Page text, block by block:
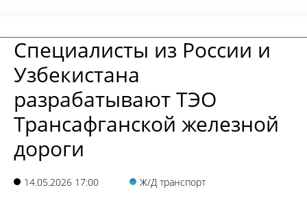
Специалисты из России и
Узбекистана
разрабатывают ТЭО
Трансафганской железной
дороги
14.05.2026 17:00 Ж/Д транспорт